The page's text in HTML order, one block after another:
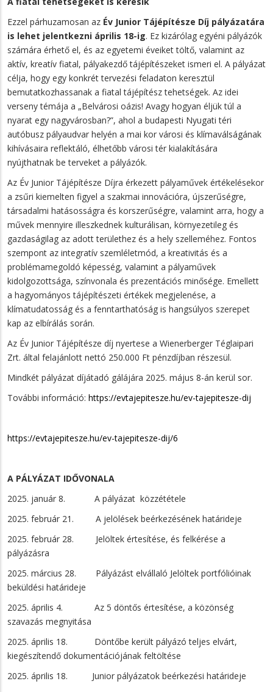
Ezzel párhuzamosan az Év Junior Tájépítésze Díj pályázatára
is lehet jelentkezni április 18-ig. Ez kizárólag egyéni pályázók
számára érhető el, és az egyetemi éveiket töltő, valamint az
aktív, kreatív fiatal, pályakezdő tájépítészeket ismeri el. A pályázat
célja, hogy egy konkrét tervezési feladaton keresztül
bemutatkozhassanak a fiatal tájépítész tehetségek. Az idei
verseny témája a „Belvárosi oázis! Avagy hogyan éljük túl a
nyarat egy nagyvárosban?”, ahol a budapesti Nyugati téri
autóbusz pályaudvar helyén a mai kor városi és klímaválságának
kihívásaira reflektáló, élhetőbb városi tér kialakítására
nyújthatnak be terveket a pályázók.
Az Év Junior Tájépítésze Díjra érkezett pályaművek értékelésekor
a zsűri kiemelten figyel a szakmai innovációra, újszerűségre,
társadalmi hatásosságra és korszerűségre, valamint arra, hogy a
művek mennyire illeszkednek kulturálisan, környezetileg és
gazdaságilag az adott területhez és a hely szelleméhez. Fontos
szempont az integratív szemléletmód, a kreativitás és a
problémamegoldó képesség, valamint a pályaművek
kidolgozottsága, színvonala és prezentációs minősége. Emellett
a hagyományos tájépítészeti értékek megjelenése, a
klímatudatosság és a fenntarthatóság is hangsúlyos szerepet
kap az elbírálás során.
Az Év Junior Tájépítésze díj nyertese a Wienerberger Téglaipari
Zrt. által felajánlott nettó 250.000 Ft pénzdíjban részesül.
Mindkét pályázat díjátadó gálájára 2025. május 8-án kerül sor.
További információ: https://evtajepitesze.hu/ev-tajepitesze-dij
https://evtajepitesze.hu/ev-tajepitesze-dij/6
A PÁLYÁZAT IDŐVONALA
2025. január 8. A pályázat közzététele
2025. február 21. A jelölések beérkezésének határideje
2025. február 28. Jelöltek értesítése, és felkérése a
pályázásra
2025. március 28. Pályázást elvállaló Jelöltek portfólióinak
beküldési határideje
2025. április 4. Az 5 döntős értesítése, a közönség
szavazás megnyitása
2025. április 18. Döntőbe került pályázó teljes elvárt,
kiegészítendő dokumentációjának feltöltése
2025. április 18. Junior pályázatok beérkezési határideje